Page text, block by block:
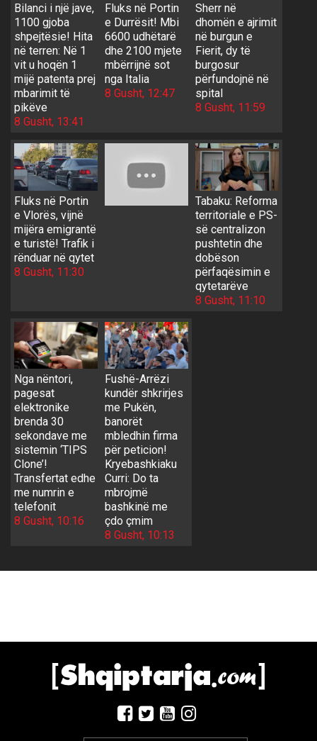
Bilanci i një jave,
1100 gjoba
shpejtësie! Hita
në terren: Në 1
vit u hoqën 1
mijë patenta prej
mbarimit të
pikëve
8 Gusht, 13:41
Fluks në Portin
e Durrësit! Mbi
6600 udhëtarë
dhe 2100 mjete
mbërrijnë sot
nga Italia
8 Gusht, 12:47
Sherr në
dhomën e ajrimit
në burgun e
Fierit, dy të
burgosur
përfundojnë në
spital
8 Gusht, 11:59
Fluks në Portin
e Vlorës, vijnë
mijëra emigrantë
e turistë! Trafik i
rënduar në qytet
8 Gusht, 11:30
Tabaku: Reforma
territoriale e PS-
së centralizon
pushtetin dhe
dobëson
përfaqësimin e
qytetarëve
8 Gusht, 11:10
Nga nëntori,
pagesat
elektronike
brenda 30
sekondave me
sistemin ‘TIPS
Clone’!
Transfertat edhe
me numrin e
telefonit
8 Gusht, 10:16
Fushë-Arrëzi
kundër shkrirjes
me Pukën,
banorët
mbledhin firma
për peticion!
Kryebashkiaku
Curri: Do ta
mbrojmë
bashkinë me
çdo çmim
8 Gusht, 10:13